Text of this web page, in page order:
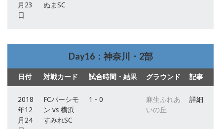
月23
日
ぬまSC
Day16：神奈川・2部
日付 対戦カード 試合時間・結果 グラウンド 記事
2018
年12
月24
FCパーシモ
ン vs 横浜
すみれSC
1 - 0
麻生ふれあ
いの丘
詳細